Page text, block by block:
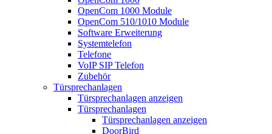
OpenCom 1000 Module
OpenCom 510/1010 Module
Software Erweiterung
Systemtelefon
Telefone
VoIP SIP Telefon
Zubehör
Türsprechanlagen
Türsprechanlagen anzeigen
Türsprechanlagen
Türsprechanlagen anzeigen
DoorBird